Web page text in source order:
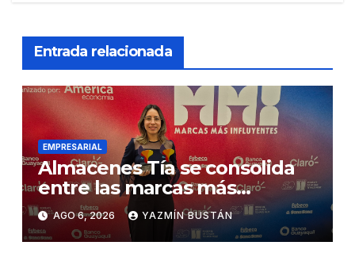
Entrada relacionada
EMPRESARIAL
Almacenes Tía se consolida
entre las marcas más
influyentes del Ecuador
AGO 6, 2026 YAZMÍN BUSTÁN